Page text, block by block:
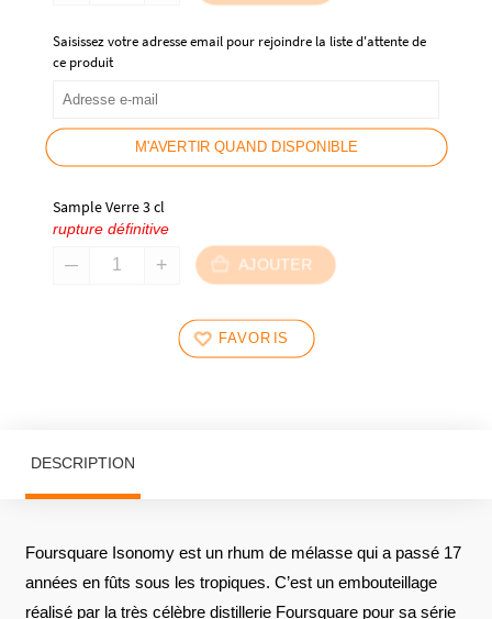
Saisissez votre adresse email pour rejoindre la liste d'attente de
ce produit
M'AVERTIR QUAND DISPONIBLE
Sample Verre 3 cl
rupture définitive
AJOUTER
FAVORIS
DESCRIPTION
Foursquare Isonomy est un rhum de mélasse qui a passé 17
années en fûts sous les tropiques. C’est un embouteillage
réalisé par la très célèbre distillerie Foursquare pour sa série